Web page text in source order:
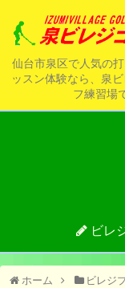
仙台市泉区で人気の
ッスン体験なら、泉
フ練習場
ビレ
ホーム ビレジ